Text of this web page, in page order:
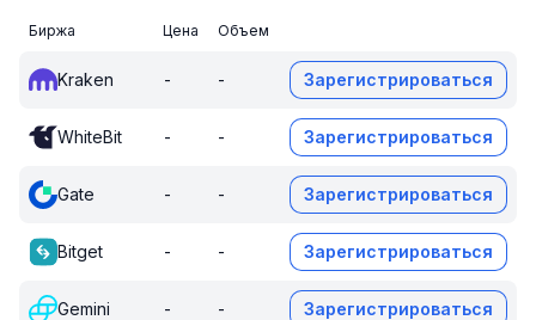
Биржа Цена Объем
Kraken - - Зарегистрироваться
WhiteBit - - Зарегистрироваться
Gate - - Зарегистрироваться
Bitget - - Зарегистрироваться
Gemini - - Зарегистрироваться